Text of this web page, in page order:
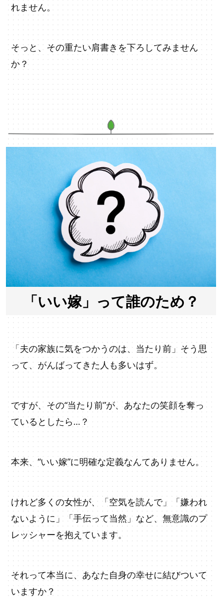
れません。
そっと、その重たい肩書きを下ろしてみません
か？
「いい嫁」って誰のため？
「夫の家族に気をつかうのは、当たり前」そう思
って、がんばってきた人も多いはず。
ですが、その“当たり前”が、あなたの笑顔を奪っ
ているとしたら…？
本来、“いい嫁”に明確な定義なんてありません。
けれど多くの女性が、「空気を読んで」「嫌われ
ないように」「手伝って当然」など、無意識のプ
レッシャーを抱えています。
それって本当に、あなた自身の幸せに結びついて
いますか？